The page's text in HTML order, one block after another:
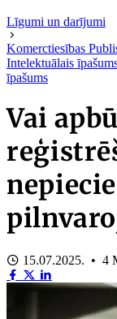
Līgumi un darījumi
Komerctiesības
Intelektuālais
īpašums
Vai
15.07.2025. • 4